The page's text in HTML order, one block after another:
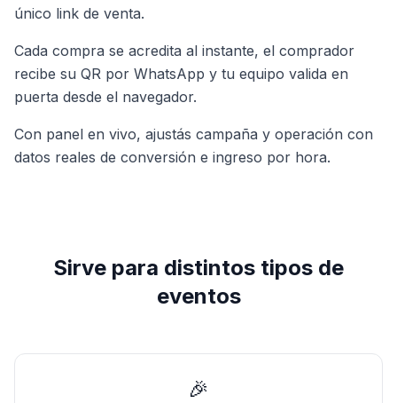
único link de venta.
Cada compra se acredita al instante, el comprador
recibe su QR por WhatsApp y tu equipo valida en
puerta desde el navegador.
Con panel en vivo, ajustás campaña y operación con
datos reales de conversión e ingreso por hora.
Sirve para distintos tipos de
eventos
🎉